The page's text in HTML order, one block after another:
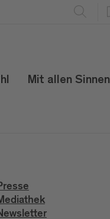
Mit allen Sinnen